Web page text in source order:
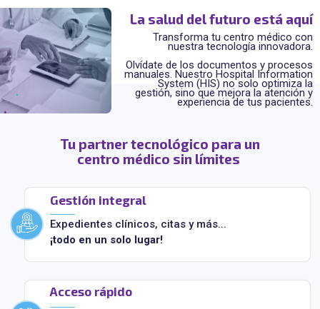
Gestión integral
Expedientes clínicos, citas y más...
¡todo en un solo lugar!
Acceso rápido
La salud del futuro está aquí
Transforma tu centro médico con
nuestra tecnología innovadora.
Olvídate de los documentos y procesos
manuales. Nuestro Hospital Information
System (HIS) no solo optimiza la
gestión, sino que mejora la atención y
experiencia de tus pacientes.
Tu partner tecnológico para un
centro médico sin límites